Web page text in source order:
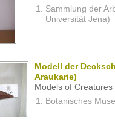
Sammlung der
Universität Jena)
Modell der
Araukarie)
Models of
Botanisches